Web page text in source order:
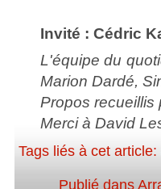
Invité : Cédric
L'équipe du
Marion Dardé,
Propos recueillis
Merci à David
Tags liés à cet article:
Publié dans